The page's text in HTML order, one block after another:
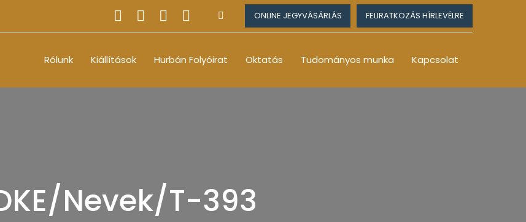
ONLINE JEGYVÁSÁRLÁS FELIRATKOZÁS HÍRLEVÉLRE
Rólunk Kiállítások Hurbán Folyóirat Oktatás Tudományos munka Kapcsolat
Nevek/T-393